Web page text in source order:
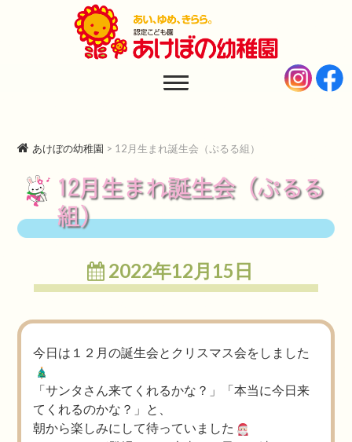
あけぼの幼稚園
あけぼの幼稚園 > 12月生まれ誕生会（ぷるる組）
12月生まれ誕生会（ぷるる
組）
2022年12月15日
今日は１２月の誕生会とクリスマス会をしました
「サンタさん来てくれるかな？」「本当に今日来
てくれるのかな？」と、
朝から楽しみにして待っていました